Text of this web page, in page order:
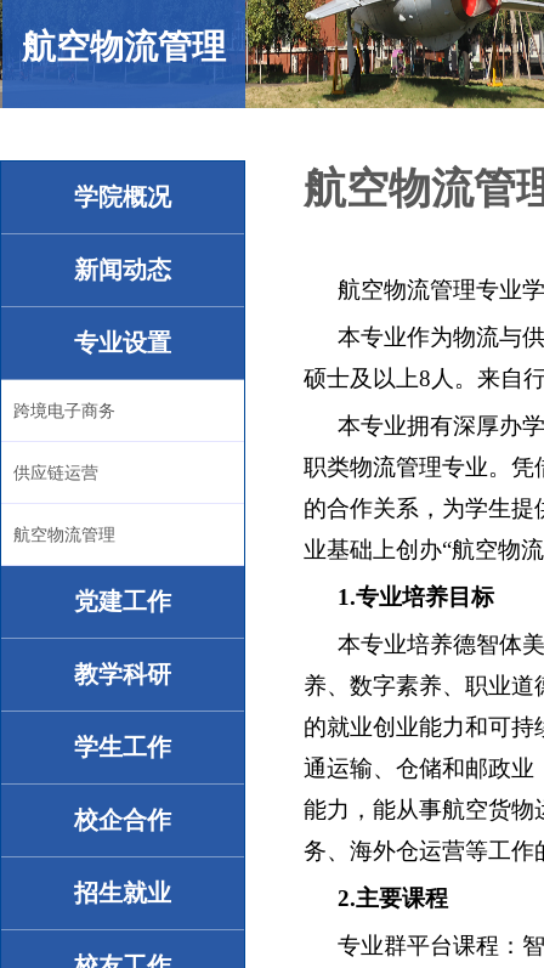
航空物流管理
学院概况
新闻动态
专业设置
跨境电子商务
供应链运营
航空物流管理
党建工作
教学科研
学生工作
校企合作
招生就业
航空物流管
航空物流管理专业
本专业作为物流与
硕士及以上8人。来自
本专业拥有深厚办
职类物流管理专业。凭
的合作关系，为学生
业基础上创办“航空物
1.专业培养目标
本专业培养德智体
养、数字素养、职业
的就业创业能力和可
通运输、仓储和邮政业
能力，能从事航空货物
务、海外仓运营等工作
2.主要课程
专业群平台课程：